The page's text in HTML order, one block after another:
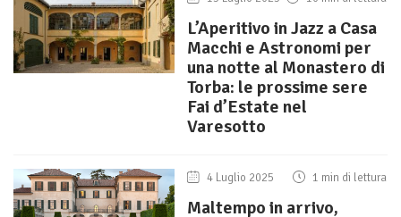
L’Aperitivo in Jazz a Casa
Macchi e Astronomi per
una notte al Monastero di
Torba: le prossime sere
Fai d’Estate nel
Varesotto
4 Luglio 2025 1 min di lettura
Maltempo in arrivo,